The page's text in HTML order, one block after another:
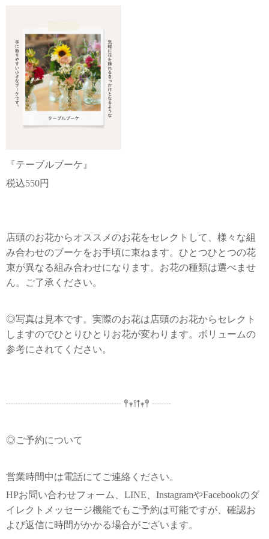
『テーブルブーケ』
税込550円
店頭のお花からオススメのお花をセレクトして、様々な組
み合わせのブーケをお手頃に束ねます。ひとつひとつの花
束が異なる組み合わせになります。お花の種類は選べませ
ん。ご了承ください。
◎写真は見本です。実際のお花は店頭のお花からセレクト
しますのでひとりひとりお花が変わります。ボリュームの
参考にされてください。
┈┈┈┈┈┈┈┈┈┈┈┈ 𖤣𖥧𖥣𖡡𖥧𖤣 ┈┈
◎ご予約について
営業時間中は電話にてご連絡ください。
HPお問い合わせフォーム、LINE、InstagramやFacebookのダ
イレクトメッセージ機能でもご予約は可能ですが、確認お
よび返信に時間がかかる場合がございます。